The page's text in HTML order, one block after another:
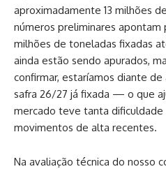
aproximadamente 13 milhões
números preliminares apontam
milhões de toneladas fixadas
ainda estão sendo apurados,
confirmar, estaríamos diante
safra 26/27 já fixada — o que
mercado teve tanta dificuldade
movimentos de alta recentes.
Na avaliação técnica do nosso